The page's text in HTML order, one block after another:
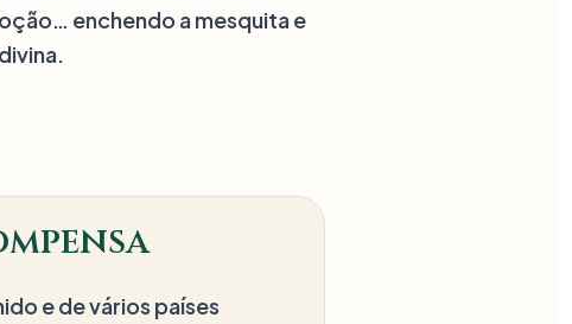
enchendo a mesquita e
e de vários países